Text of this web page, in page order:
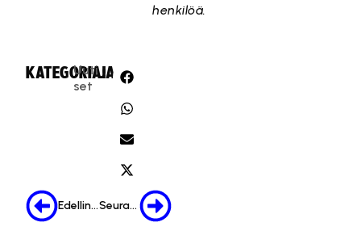
henkilöä.
KATEGORIA:
Uuti
set
JAA:
Edellinen Seuraava